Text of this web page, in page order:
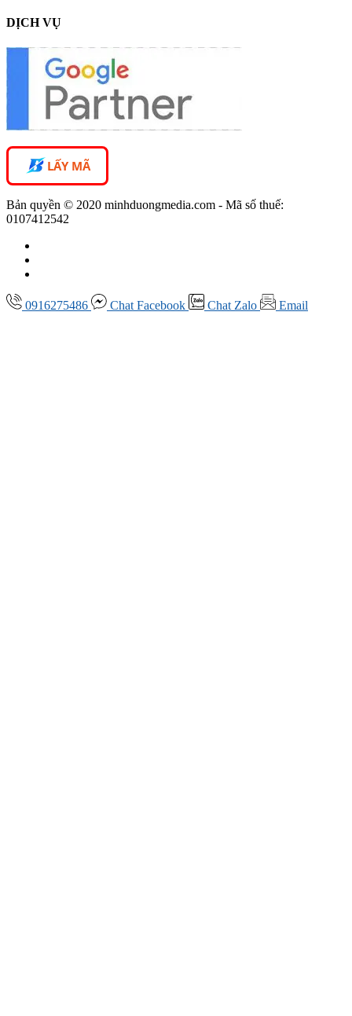
DỊCH VỤ
LẤY MÃ
Bản quyền © 2020 minhduongmedia.com - Mã số thuế:
0107412542
0916275486 Chat Facebook Chat Zalo Email